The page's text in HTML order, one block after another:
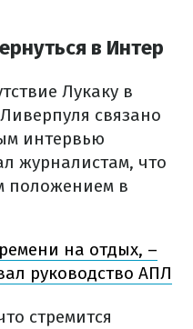
в Интер
Лукаку в
связано
интервью
журналистам, что
положением в
на отдых, –
руководство АПЛ
стремится